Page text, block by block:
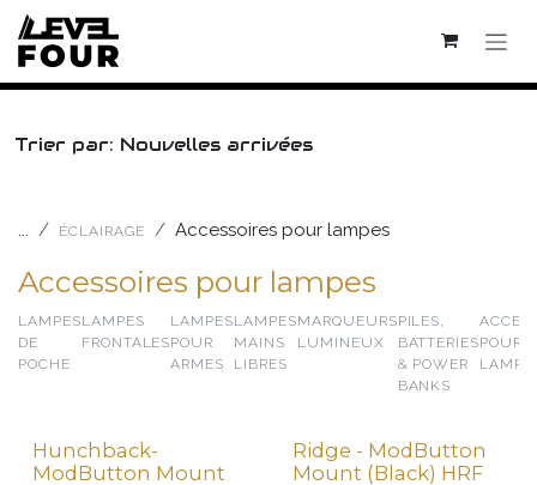
Se rendre au contenu
Trier par: Nouvelles arrivées
... ÉCLAIRAGE Accessoires pour lampes
Accessoires pour lampes
LAMPES
DE
POCHE
LAMPES
FRONTALES
LAMPES
POUR
ARMES
LAMPES
MAINS
LIBRES
MARQUEURS
LUMINEUX
PILES,
BATTERIES
& POWER
BANKS
POUR
New !
Hunchback-
ModButton Mount
New !
Ridge - ModButton
Mount (Black) HRF